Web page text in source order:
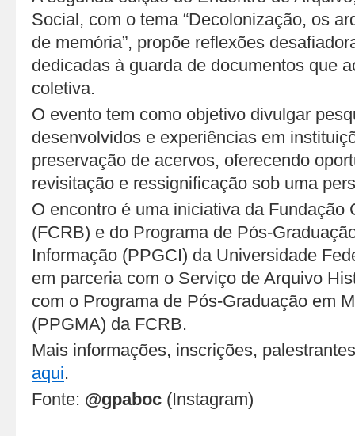
Social, com o tema “Decolonização, os
de memória”, propõe reflexões
dedicadas à guarda de documentos que
coletiva.
O evento tem como objetivo divulgar
desenvolvidos e experiências em
preservação de acervos, oferecendo
revisitação e ressignificação sob uma
O encontro é uma iniciativa da Fundação
(FCRB) e do Programa de Pós-
Informação (PPGCI) da Universidade
em parceria com o Serviço de Arquivo
com o Programa de Pós-Graduação em
(PPGMA) da FCRB.
Mais informações, inscrições,
aqui.
Fonte: @gpaboc (Instagram)